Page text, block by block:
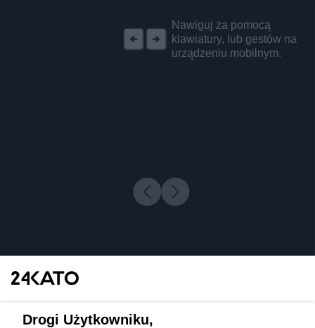
Nawiguj za pomocą
klawiatury, lub gestów na
urządzeniu mobilnym.
Drogi Użytkowniku,